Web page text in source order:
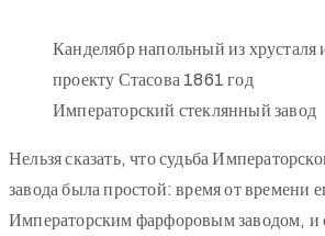
Канделябр напольный из хрусталя
проекту Стасова 1861 год
Императорский стеклянный завод
Нельзя сказать, что судьба
завода была простой: время от времени
Императорским фарфоровым заводом, и